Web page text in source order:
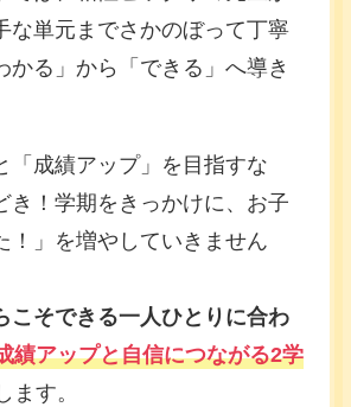
な単元までさかのぼって丁寧
かる」から「できる」へ導き
「成績アップ」を目指すな
き！学期をきっかけに、お子
！」を増やしていきません
こそできる一人ひとりに合わ
績アップと自信につながる2学
ます。